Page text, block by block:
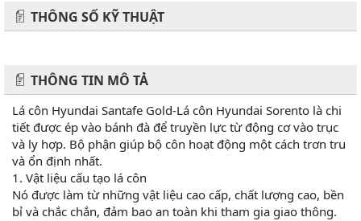
THÔNG SỐ KỸ THUẬT
THÔNG TIN MÔ TẢ
Lá côn Hyundai Santafe Gold-Lá côn Hyundai Sorento là chi
tiết được ép vào bánh đà để truyền lực từ động cơ vào trục
và ly hợp. Bộ phận giúp bộ côn hoạt động một cách trơn tru
và ổn định nhất.
1. Vật liệu cấu tạo lá côn
Nó được làm từ những vật liệu cao cấp, chất lượng cao, bền
bỉ và chắc chắn, đảm bao an toàn khi tham gia giao thông.